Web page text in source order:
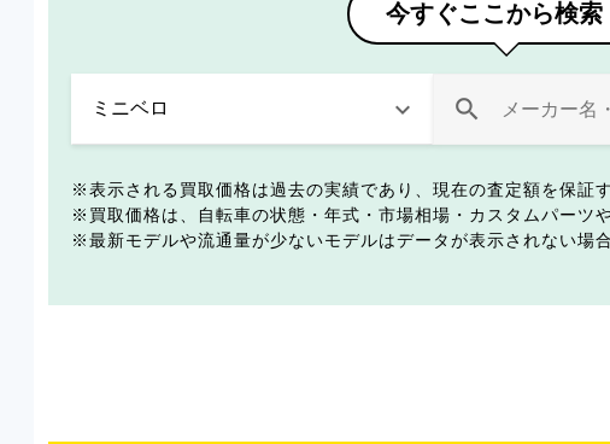
今すぐここから検索
表示される買取価格は過去の実績であり、現在の査定額を保証
買取価格は、自転車の状態・年式・市場相場・カスタムパーツ
最新モデルや流通量が少ないモデルはデータが表示されない場